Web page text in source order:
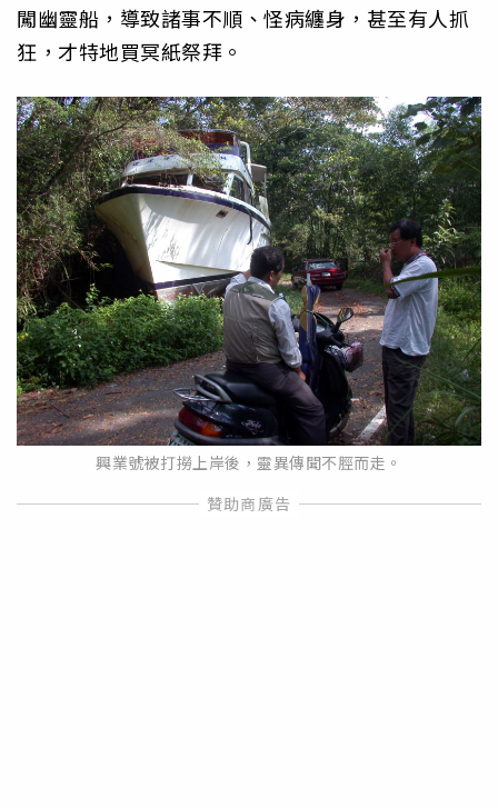
闖幽靈船，導致諸事不順、怪病纏身，甚至有人抓
狂，才特地買冥紙祭拜。
興業號被打撈上岸後，靈異傳聞不脛而走。